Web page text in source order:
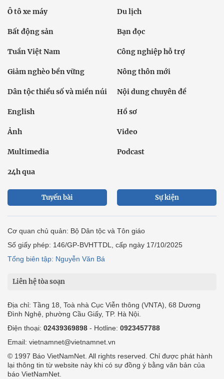
Ô tô xe máy Du lịch
Bất động sản Bạn đọc
Tuần Việt Nam Công nghiệp hỗ trợ
Giảm nghèo bền vững Nông thôn mới
Dân tộc thiểu số và miền núi Nội dung chuyên đề
English Hồ sơ
Ảnh Video
Multimedia Podcast
24h qua
Tuyến bài Sự kiện
Cơ quan chủ quản: Bộ Dân tộc và Tôn giáo
Số giấy phép: 146/GP-BVHTTDL, cấp ngày 17/10/2025
Tổng biên tập: Nguyễn Văn Bá
Liên hệ tòa soạn
Địa chỉ: Tầng 18, Toà nhà Cục Viễn thông (VNTA), 68 Dương
Đình Nghệ, phường Cầu Giấy, TP. Hà Nội.
Điện thoại: 02439369898 - Hotline: 0923457788
Email: vietnamnet@vietnamnet.vn
© 1997 Báo VietNamNet. All rights reserved. Chỉ được phát hành
lại thông tin từ website này khi có sự đồng ý bằng văn bản của
báo VietNamNet.